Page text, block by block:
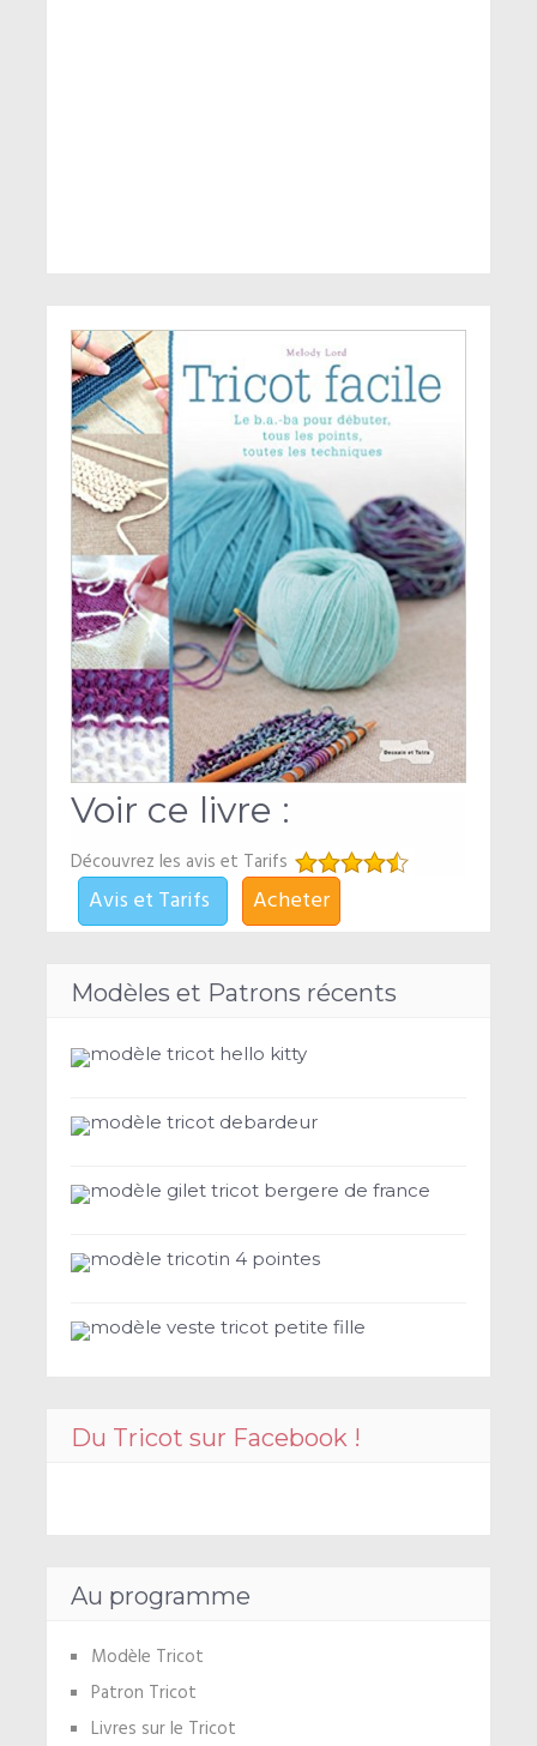
Voir ce livre :
Découvrez les avis et Tarifs
Acheter
Avis et Tarifs
Modèles et Patrons récents
modèle tricot hello kitty
modèle tricot debardeur
modèle gilet tricot bergere de france
modèle tricotin 4 pointes
modèle veste tricot petite fille
Du Tricot sur Facebook !
Au programme
Modèle Tricot
Patron Tricot
Livres sur le Tricot